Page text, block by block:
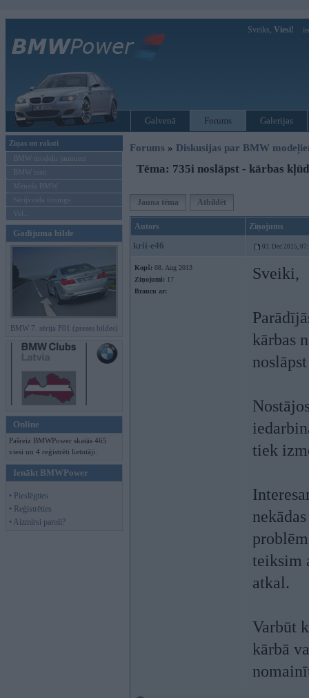
Sveiks, Viesi!
Galvenā Forums Galerijas
Ziņas un raksti
BMW modeļu jaunumi
BMW testi
Mēneša BMW
Sērijveida tūnings
Vel...
Gadījuma bilde
BMW 7. sērija F01 (preses bildes)
Online
Pašreiz BMWPower skatās 465
viesi un 4 reģistrēti lietotāji.
Ienākt BMWPower
• Pieslēgties
• Reģistrēties
• Aizmirsi paroli?
Forums » Diskusijas par BMW
Tēma: 735i noslāpst - kārbas
Jauna tēma Atbildēt
Autors Ziņojums
krii-e46 03. Dec 2015,
Kopš: 08. Aug 2013
Ziņojumi: 17
Braucu ar:
Sveiki,
kārbas
tiek
teiksim
atkal.
Varbūt
kārbā